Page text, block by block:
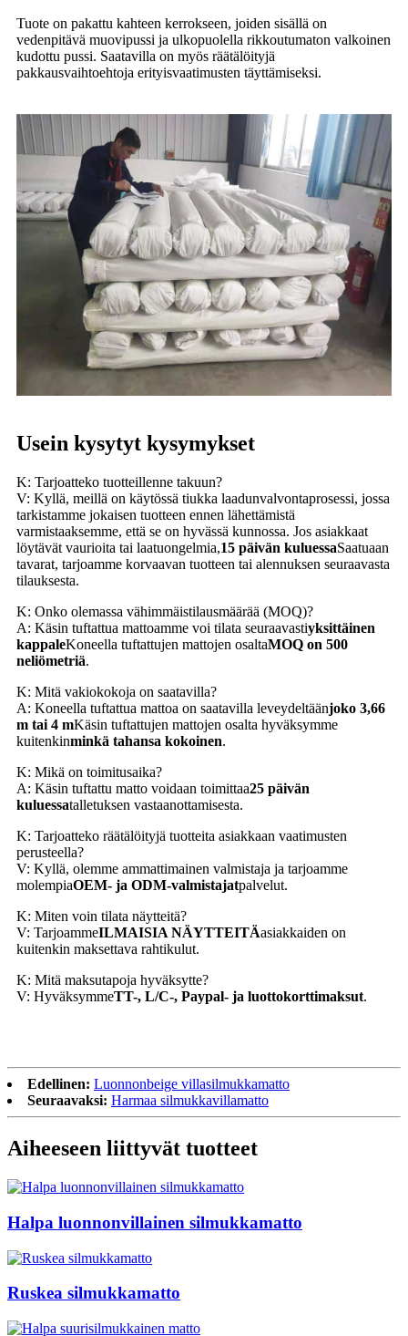
Tuote on pakattu kahteen kerrokseen, joiden sisällä on
vedenpitävä muovipussi ja ulkopuolella rikkoutumaton valkoinen
kudottu pussi. Saatavilla on myös räätälöityjä
pakkausvaihtoehtoja erityisvaatimusten täyttämiseksi.
Usein kysytyt kysymykset
K: Tarjoatteko tuotteillenne takuun?
V: Kyllä, meillä on käytössä tiukka laadunvalvontaprosessi, jossa
tarkistamme jokaisen tuotteen ennen lähettämistä
varmistaaksemme, että se on hyvässä kunnossa. Jos asiakkaat
löytävät vaurioita tai laatuongelmia,15 päivän kuluessaSaatuaan
tavarat, tarjoamme korvaavan tuotteen tai alennuksen seuraavasta
tilauksesta.
K: Onko olemassa vähimmäistilausmäärää (MOQ)?
A: Käsin tuftattua mattoamme voi tilata seuraavastiyksittäinen
kappaleKoneella tuftattujen mattojen osaltaMOQ on 500
neliömetriä.
K: Mitä vakiokokoja on saatavilla?
A: Koneella tuftattua mattoa on saatavilla leveydeltäänjoko 3,66
m tai 4 mKäsin tuftattujen mattojen osalta hyväksymme
kuitenkinminkä tahansa kokoinen.
K: Mikä on toimitusaika?
A: Käsin tuftattu matto voidaan toimittaa25 päivän
kuluessatalletuksen vastaanottamisesta.
K: Tarjoatteko räätälöityjä tuotteita asiakkaan vaatimusten
perusteella?
V: Kyllä, olemme ammattimainen valmistaja ja tarjoamme
molempiaOEM- ja ODM-valmistajatpalvelut.
K: Miten voin tilata näytteitä?
V: TarjoammeILMAISIA NÄYTTEITÄasiakkaiden on
kuitenkin maksettava rahtikulut.
K: Mitä maksutapoja hyväksytte?
V: HyväksymmeTT-, L/C-, Paypal- ja luottokorttimaksut.
Edellinen: Luonnonbeige villasilmukkamatto
Seuraavaksi: Harmaa silmukkavillamatto
Aiheeseen liittyvät tuotteet
Halpa luonnonvillainen silmukkamatto
Ruskea silmukkamatto